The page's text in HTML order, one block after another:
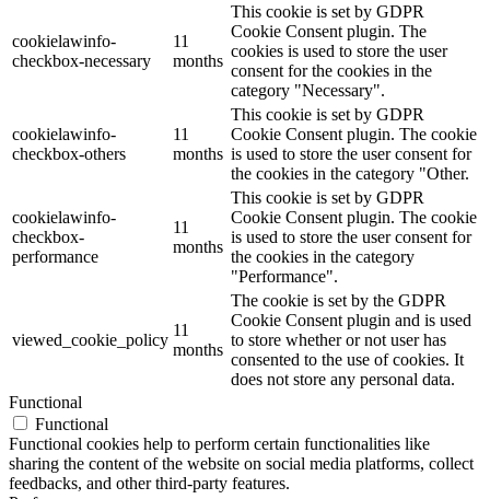
cookielawinfo-
checkbox-necessary
11
months
This cookie is set by GDPR
Cookie Consent plugin. The
cookies is used to store the user
consent for the cookies in the
category "Necessary".
cookielawinfo-
checkbox-others
11
months
This cookie is set by GDPR
Cookie Consent plugin. The cookie
is used to store the user consent for
the cookies in the category "Other.
cookielawinfo-
checkbox-
performance
11
months
This cookie is set by GDPR
Cookie Consent plugin. The cookie
is used to store the user consent for
the cookies in the category
"Performance".
viewed_cookie_policy
11
months
The cookie is set by the GDPR
Cookie Consent plugin and is used
to store whether or not user has
consented to the use of cookies. It
does not store any personal data.
Functional
Functional
Functional cookies help to perform certain functionalities like
sharing the content of the website on social media platforms, collect
feedbacks, and other third-party features.